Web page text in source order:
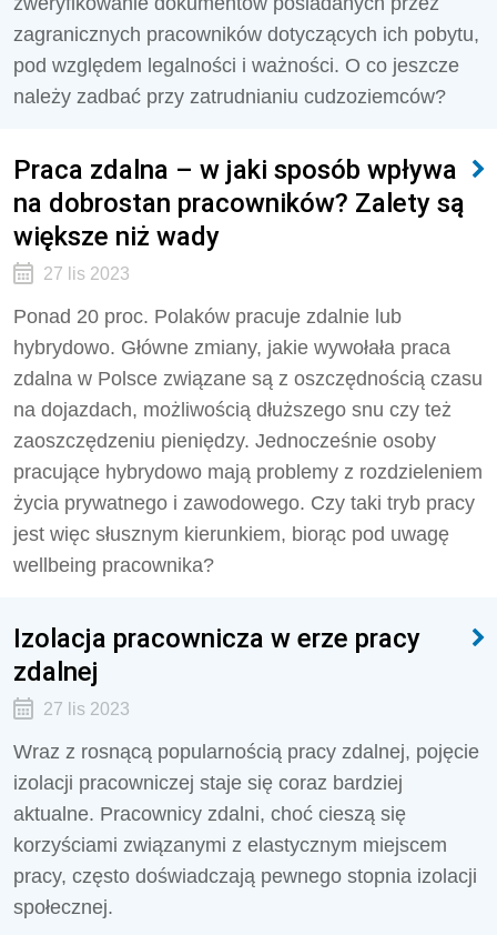
zagranicznych pracowników dotyczących ich pobytu,
pod względem legalności i ważności. O co jeszcze
należy zadbać przy zatrudnianiu cudzoziemców?
Praca zdalna – w jaki sposób wpływa
na dobrostan pracowników? Zalety są
większe niż wady
27 lis 2023
Ponad 20 proc. Polaków pracuje zdalnie lub
hybrydowo. Główne zmiany, jakie wywołała praca
zdalna w Polsce związane są z oszczędnością czasu
na dojazdach, możliwością dłuższego snu czy też
zaoszczędzeniu pieniędzy. Jednocześnie osoby
pracujące hybrydowo mają problemy z rozdzieleniem
życia prywatnego i zawodowego. Czy taki tryb pracy
jest więc słusznym kierunkiem, biorąc pod uwagę
wellbeing pracownika?
Izolacja pracownicza w erze pracy
zdalnej
27 lis 2023
Wraz z rosnącą popularnością pracy zdalnej, pojęcie
izolacji pracowniczej staje się coraz bardziej
aktualne. Pracownicy zdalni, choć cieszą się
korzyściami związanymi z elastycznym miejscem
pracy, często doświadczają pewnego stopnia izolacji
społecznej.